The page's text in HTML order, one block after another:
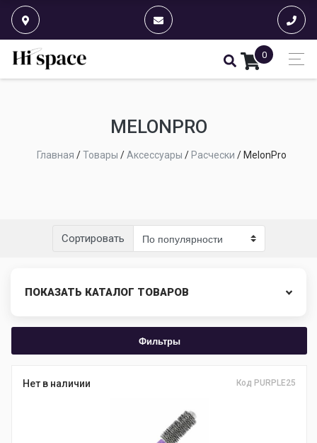
0
MELONPRO
Главная /Товары /Аксессуары / Расчески / MelonPro
Сортировать
ПОКАЗАТЬ КАТАЛОГ ТОВАРОВ
Нет в наличии Код PURPLE25
Фильтры